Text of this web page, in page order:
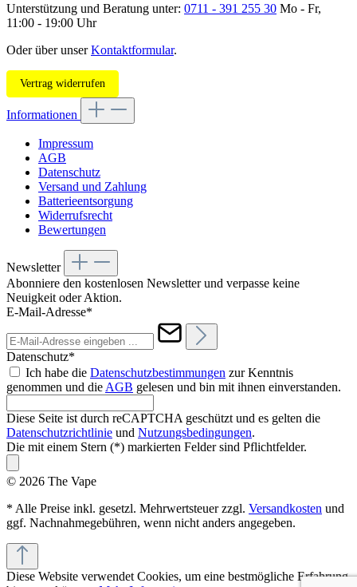
Unterstützung und Beratung unter: 0711 - 391 255 30 Mo - Fr,
11:00 - 19:00 Uhr
Oder über unserKontaktformular.
Vertrag widerrufen
Informationen
Impressum
AGB
Datenschutz
Versand und Zahlung
Batterieentsorgung
Widerrufsrecht
Bewertungen
Newsletter
Abonniere den kostenlosen Newsletter und verpasse keine
Neuigkeit oder Aktion.
E-Mail-Adresse*
Datenschutz*
Ich habe die Datenschutzbestimmungen zur Kenntnis
genommen und die AGB gelesen und bin mit ihnen einverstanden.
Diese Seite ist durch reCAPTCHA geschützt und es gelten die
Datenschutzrichtlinie und Nutzungsbedingungen.
Die mit einem Stern (*) markierten Felder sind Pflichtfelder.
© 2026 The Vape
* Alle Preise inkl. gesetzl. Mehrwertsteuer zzgl. Versandkosten und
ggf. Nachnahmegebühren, wenn nicht anders angegeben.
Diese Website verwendet Cookies, um eine bestmögliche Erfahrung